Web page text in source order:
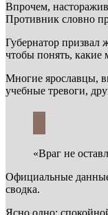
Впрочем,
Противник словно
Губернатор призвал
чтобы понять, какие
Многие ярославцы,
учебные тревоги,
«Враг не
Официальные
сводка.